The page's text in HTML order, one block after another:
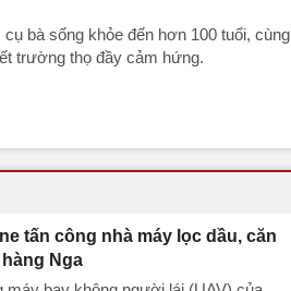
bà sống khỏe đến hơn 100 tuổi, cùng
trường thọ đầy cảm hứng.
tấn công nhà máy lọc dầu, căn
Nga